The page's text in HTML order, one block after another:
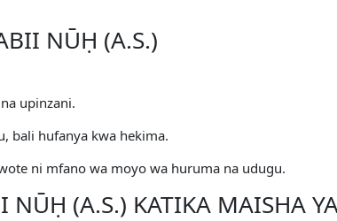
NŪḤ (A.S.)
upinzani.
bali hufanya kwa hekima.
ni mfano wa moyo wa huruma na udugu.
(A.S.) KATIKA MAISHA